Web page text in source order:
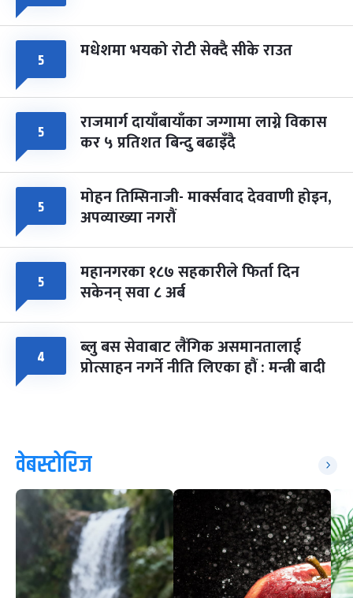
५ मधेशमा भयको रोटी सेक्दै सीके राउत
५ राजमार्ग दायाँबायाँका जग्गामा लाग्ने विकास
कर ५ प्रतिशत बिन्दु बढाइँदै
५ मोहन तिम्सिनाजी- मार्क्सवाद देववाणी होइन,
अपव्याख्या नगरौं
५ महानगरका १८७ सहकारीले फिर्ता दिन
सकेनन् सवा ८ अर्ब
४ ब्लु बस सेवाबाट लैंगिक असमानतालाई
प्रोत्साहन नगर्ने नीति लिएका हौं : मन्त्री बादी
वेबस्टोरिज